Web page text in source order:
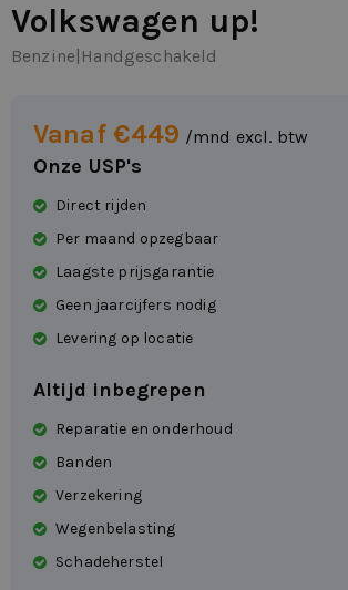
Volkswagen up!
Benzine Handgeschakeld
Vanaf €449 /mnd excl. btw
Onze USP's
Direct rijden
Per maand opzegbaar
Laagste prijsgarantie
Geen jaarcijfers nodig
Levering op locatie
Altijd inbegrepen
Reparatie en onderhoud
Banden
Verzekering
Wegenbelasting
Schadeherstel